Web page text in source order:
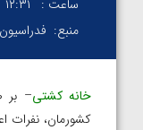
ساعت :
۱۲:۳۱
منبع:
خانه کشتی– بر
کشورمان، نفرات